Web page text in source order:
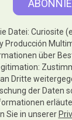
Datei: Curiosite
Producción
über
Dritte
der Daten
Sie in unserer